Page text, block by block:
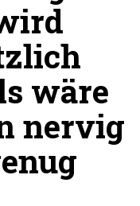
wäre
nervig